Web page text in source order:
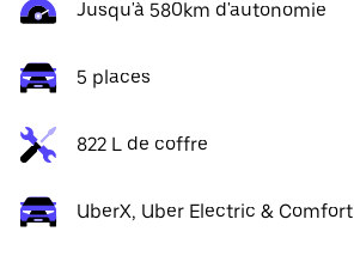
Jusqu'à 580km d'autonomie
5 places
822 L de coffre
UberX, Uber Electric & Comfort